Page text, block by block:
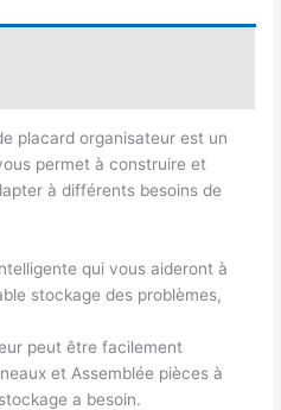
placard organisateur est un
permet à construire et
à différents besoins de
qui vous aideront à
stockage des problèmes,
peut être facilement
et Assemblée pièces à
a besoin.